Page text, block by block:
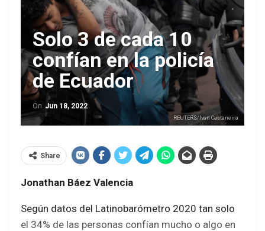
Solo 3 de cada 10
confían en la policía
de Ecuador
On Jun 18, 2022
REUTERS/Ivan Castaneira
Share
Jonathan Báez Valencia
Según datos del Latinobarómetro 2020 tan solo
el 34% de las personas confían mucho o algo en